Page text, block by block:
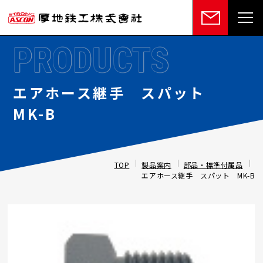
エアホース継手 スパット
MK-B
PRODUCTS
TOP 製品案内
部品・標準付属品
エアホース継手 スパット MK-B